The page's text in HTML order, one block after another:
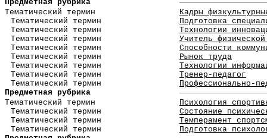
Предметная рубрика
Тематический термин
Кадры
Тематический термин
Подготовка
Тематический термин
Технологии
Тематический термин
Учитель
Тематический термин
Способности
Тематический термин
Рынок труда
Тематический термин
Технологии
Тематический термин
Тренер-педагог
Тематический термин
Профессионально-
Предметная рубрика
Тематический термин
Психология
Тематический термин
Состояние
Тематический термин
Темперамент
Тематический термин
Подготовка